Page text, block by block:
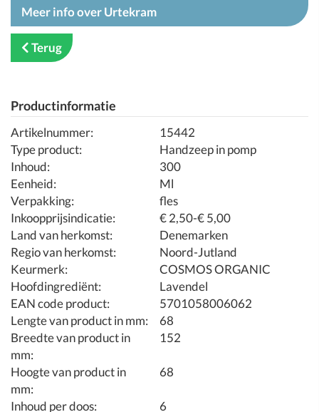
Meer info over Urtekram
Terug
Productinformatie
Artikelnummer:
15442
Type product:
Handzeep in pomp
Inhoud:
300
Eenheid:
Ml
Verpakking:
fles
Inkoopprijsindicatie:
€ 2,50-€ 5,00
Land van herkomst:
Denemarken
Regio van herkomst:
Noord-Jutland
Keurmerk:
COSMOS ORGANIC
Hoofdingrediënt:
Lavendel
EAN code product:
5701058006062
Lengte van product in mm:
68
Breedte van product in
mm:
152
Hoogte van product in
mm:
68
Inhoud per doos:
6